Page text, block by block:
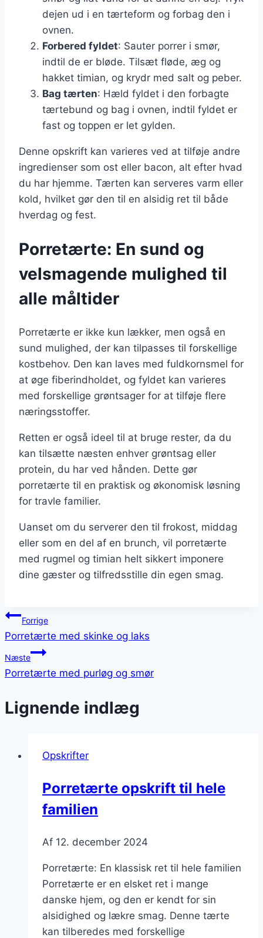
dejen ud i en tærteform og forbag den i
ovnen.
Forbered fyldet: Sauter porrer i smør,
indtil de er bløde. Tilsæt fløde, æg og
hakket timian, og krydr med salt og peber.
Bag tærten: Hæld fyldet i den forbagte
tærtebund og bag i ovnen, indtil fyldet er
fast og toppen er let gylden.
Denne opskrift kan varieres ved at tilføje andre
ingredienser som ost eller bacon, alt efter hvad
du har hjemme. Tærten kan serveres varm eller
kold, hvilket gør den til en alsidig ret til både
hverdag og fest.
Porretærte: En sund og
velsmagende mulighed til
alle måltider
Porretærte er ikke kun lækker, men også en
sund mulighed, der kan tilpasses til forskellige
kostbehov. Den kan laves med fuldkornsmel for
at øge fiberindholdet, og fyldet kan varieres
med forskellige grøntsager for at tilføje flere
næringsstoffer.
Retten er også ideel til at bruge rester, da du
kan tilsætte næsten enhver grøntsag eller
protein, du har ved hånden. Dette gør
porretærte til en praktisk og økonomisk løsning
for travle familier.
Uanset om du serverer den til frokost, middag
eller som en del af en brunch, vil porretærte
med rugmel og timian helt sikkert imponere
dine gæster og tilfredsstille din egen smag.
Indlægsnavigation
Forrige
Porretærte med skinke og laks
Næste
Porretærte med purløg og smør
Lignende indlæg
Opskrifter
Porretærte opskrift til hele
familien
Af 12. december 2024
Porretærte: En klassisk ret til hele familien
Porretærte er en elsket ret i mange
danske hjem, og den er kendt for sin
alsidighed og lækre smag. Denne tærte
kan tilberedes med forskellige